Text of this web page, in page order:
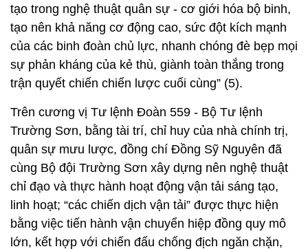
trận quyết chiến chiến lược cuối cùng” (5).
Trên cương vị Tư lệnh Đoàn 559 - Bộ Tư lệnh
Trường Sơn, bằng tài trí, chỉ huy của nhà chính trị,
quân sự mưu lược, đồng chí Đồng Sỹ Nguyên đã
cùng Bộ đội Trường Sơn xây dựng nên nghệ thuật
chỉ đạo và thực hành hoạt động vận tải sáng tạo,
linh hoạt; “các chiến dịch vận tải” được thực hiện
bằng việc tiến hành vận chuyển hiệp đồng quy mô
lớn, kết hợp với chiến đấu chống địch ngăn chặn,
tăng cường đánh địch trên không, mặt đất, bảo vệ
tuyến đường và hành lang vận tải theo kế hoạch
thống nhất. Đây là nét độc đáo, chưa có tiền lệ
trong lịch sử chiến tranh của dân tộc, một biểu hiện